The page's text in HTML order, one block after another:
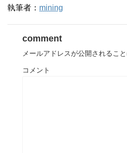
執筆者： mining
comment
メールアドレスが公開されること
コメント